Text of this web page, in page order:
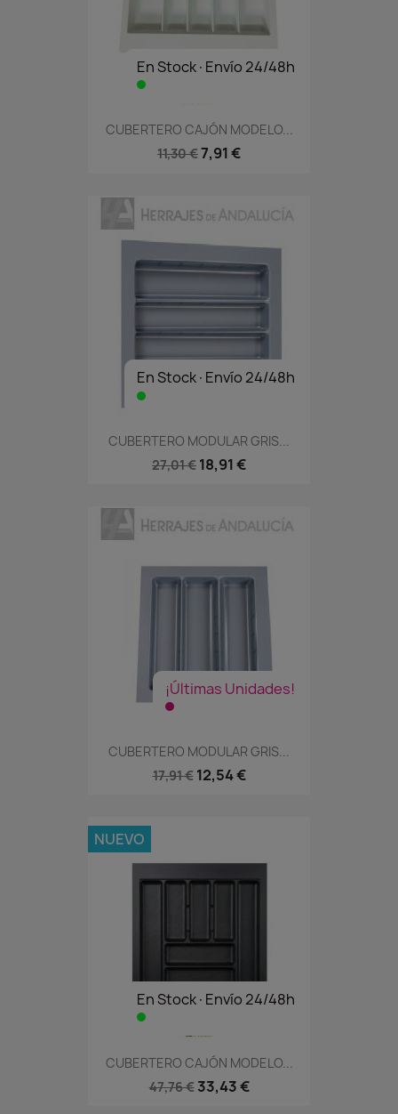
En Stock·Envío 24/48h
CUBERTERO CAJÓN MODELO...
11,30 €7,91 €
En Stock·Envío 24/48h
CUBERTERO MODULAR GRIS...
27,01 € 18,91 €
¡Últimas Unidades!
CUBERTERO MODULAR GRIS...
17,91 € 12,54 €
En Stock·Envío 24/48h
CUBERTERO CAJÓN MODELO...
47,76 € 33,43 €
NUEVO